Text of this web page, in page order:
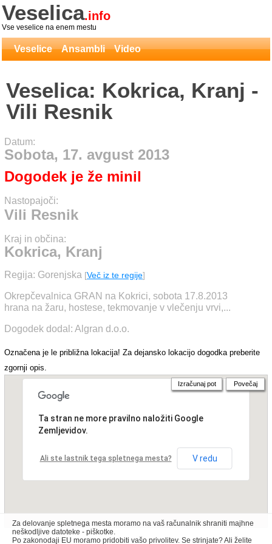
Veselica.info
Vse veselice na enem mestu
Veselice Ansambli Video
Veselica: Kokrica, Kranj -
Vili Resnik
Datum:
Sobota, 17. avgust 2013
Dogodek je že minil
Nastopajoči:
Vili Resnik
Kraj in občina:
Kokrica, Kranj
Regija: Gorenjska [Več iz te regije]
Okrepčevalnica GRAN na Kokrici, sobota 17.8.2013
hrana na žaru, hostese, tekmovanje v vlečenju vrvi,...
Dogodek dodal: Algran d.o.o.
Označena je le približna lokacija! Za dejansko lokacijo dogodka preberite
zgornji opis.
Ta stran ne more pravilno naložiti Google
Zemljevidov.
Ali ste lastnik tega spletnega mesta? V redu
Izračunaj pot Povečaj
Za delovanje spletnega mesta moramo na vaš računalnik shraniti majhne
neškodljive datoteke - piškotke.
Po zakonodaji EU moramo pridobiti vašo privolitev. Se strinjate? Ali želite